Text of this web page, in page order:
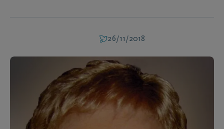
26/11/2018